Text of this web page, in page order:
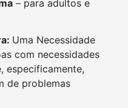
– para adultos e
Uma Necessidade
com necessidades
especificamente,
de problemas